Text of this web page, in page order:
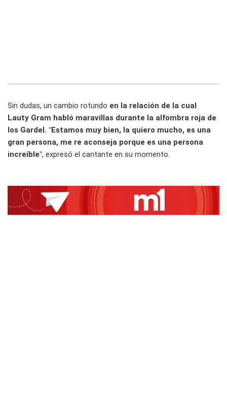
Sin dudas, un cambio rotundo en la relación de la cual
Lauty Gram habló maravillas durante la alfombra roja de
los Gardel. "Estamos muy bien, la quiero mucho, es una
gran persona, me re aconseja porque es una persona
increíble", expresó el cantante en su momento.